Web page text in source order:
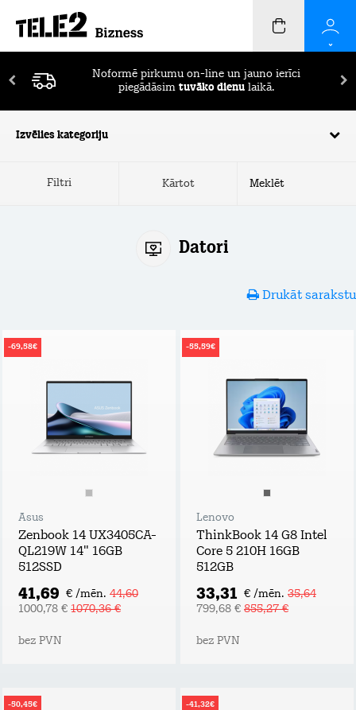
Noformē pirkumu on-line un jauno ierīci
piegādāsim tuvāko dienu laikā.
Izvēlies kategoriju
Filtri Kārtot
Datori
Drukāt sarakstu
-69,58€
Asus
Zenbook 14 UX3405CA-
QL219W 14" 16GB
512SSD
41,69 € /mēn. 44,60
1000,78 € 1070,36 €
bez PVN
-55,59€
Lenovo
ThinkBook 14 G8 Intel
Core 5 210H 16GB
512GB
33,31 € /mēn. 35,64
799,68 € 855,27 €
bez PVN
-50,45€ -41,32€